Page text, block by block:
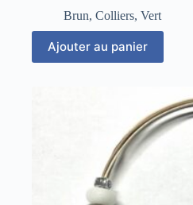
Brun, Colliers, Vert
Ajouter au panier